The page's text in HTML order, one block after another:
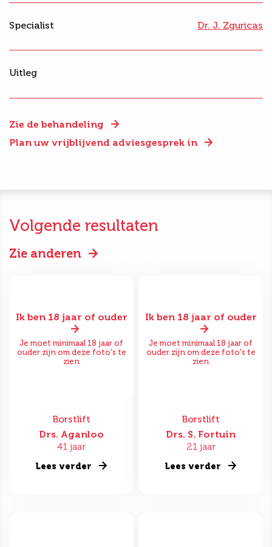
Zie de behandeling
Plan uw vrijblijvend adviesgesprek in
Specialist Dr. J. Zguricas
Uitleg
Volgende resultaten
Zie anderen
Ik ben 18 jaar of ouder
Je moet minimaal 18 jaar of
ouder zijn om deze foto's te
zien
Borstlift
Drs. Aganloo
41 jaar
Lees verder
Ik ben 18 jaar of ouder
Je moet minimaal 18 jaar of
ouder zijn om deze foto's te
zien
Borstlift
Drs. S. Fortuin
21 jaar
Lees verder